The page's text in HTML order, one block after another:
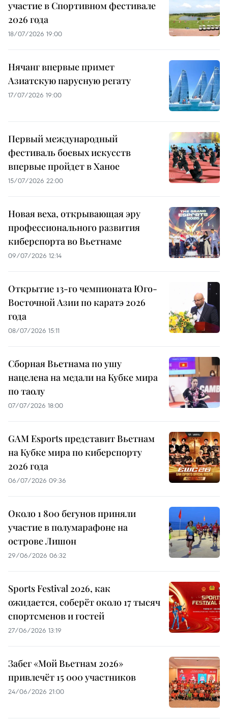
участие в Спортивном фестивале
2026 года
18/07/2026 19:00
Нячанг впервые примет
Азиатскую парусную регату
17/07/2026 19:00
Первый международный
фестиваль боевых искусств
впервые пройдет в Ханое
15/07/2026 22:00
Новая веха, открывающая эру
профессионального развития
киберспорта во Вьетнаме
09/07/2026 12:14
Открытие 13-го чемпионата Юго-
Восточной Азии по каратэ 2026
года
08/07/2026 15:11
Сборная Вьетнама по ушу
нацелена на медали на Кубке мира
по таолу
07/07/2026 18:00
GAM Esports представит Вьетнам
на Кубке мира по киберспорту
2026 года
06/07/2026 09:36
Около 1 800 бегунов приняли
участие в полумарафоне на
острове Лишон
29/06/2026 06:32
Sports Festival 2026, как
ожидается, соберёт около 17 тысяч
спортсменов и гостей
27/06/2026 13:19
Забег «Мой Вьетнам 2026»
привлечёт 15 000 участников
24/06/2026 21:00